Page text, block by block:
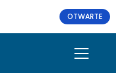
OTWARTE